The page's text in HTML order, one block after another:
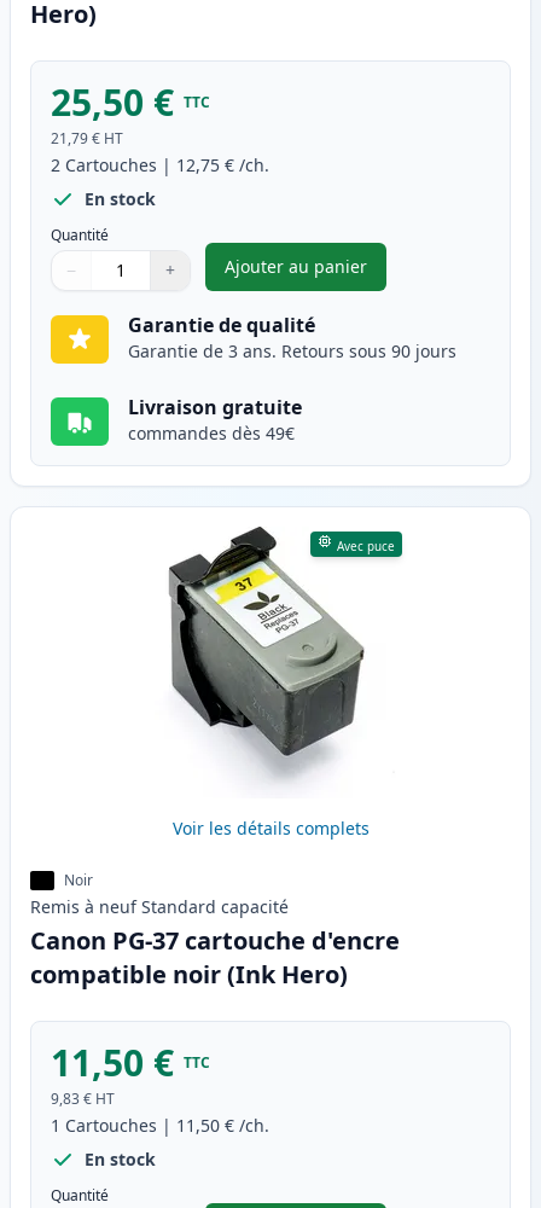
Hero)
25,50 € TTC
21,79 € HT
2 Cartouches | 12,75 € /ch.
En stock
Quantité
Quantité
Utilisez les boutons pour ajuster
− +
Quantité
Ajouter au panier
,Pack de 2 Canon PG-37 &
Garantie de qualité
Garantie de 3 ans. Retours sous 90 jours
Livraison gratuite
commandes dès 49€
Avec puce
Voir les détails complets
Noir
Remis à neuf Standard capacité
Canon PG-37 cartouche d'encre
compatible noir (Ink Hero)
11,50 € TTC
9,83 € HT
1 Cartouches | 11,50 € /ch.
En stock
Quantité